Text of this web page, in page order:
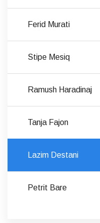
Ferid Murati
Stipe Mesiq
Ramush Haradinaj
Tanja Fajon
Lazim Destani
Petrit Bare